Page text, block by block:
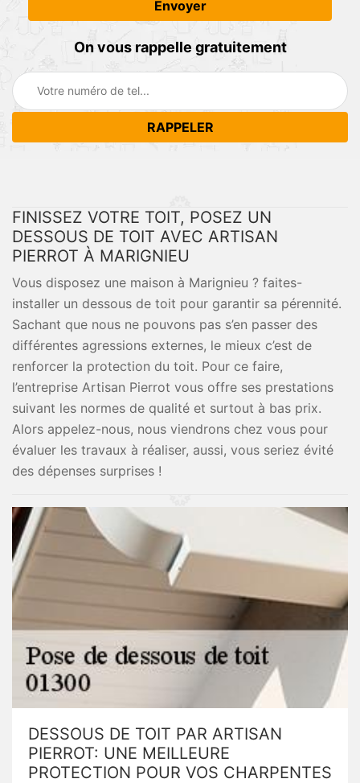
On vous rappelle gratuitement
FINISSEZ VOTRE TOIT, POSEZ UN
DESSOUS DE TOIT AVEC ARTISAN
PIERROT À MARIGNIEU
Vous disposez une maison à Marignieu ? faites-
installer un dessous de toit pour garantir sa pérennité.
Sachant que nous ne pouvons pas s’en passer des
différentes agressions externes, le mieux c’est de
renforcer la protection du toit. Pour ce faire,
l’entreprise Artisan Pierrot vous offre ses prestations
suivant les normes de qualité et surtout à bas prix.
Alors appelez-nous, nous viendrons chez vous pour
évaluer les travaux à réaliser, aussi, vous seriez évité
des dépenses surprises !
DESSOUS DE TOIT PAR ARTISAN
PIERROT: UNE MEILLEURE
PROTECTION POUR VOS CHARPENTES